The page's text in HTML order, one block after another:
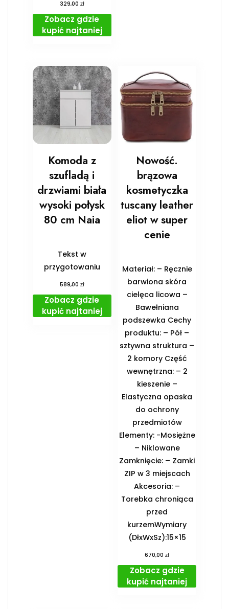
329,00 zł
Zobacz gdzie
kupić najtaniej
Komoda z
szufladą i
drzwiami biała
wysoki połysk
80 cm Naia
Tekst w
przygotowaniu
589,00 zł
Zobacz gdzie
kupić najtaniej
Nowość.
brązowa
kosmetyczka
tuscany leather
eliot w super
cenie
Materiał: – Ręcznie
barwiona skóra
cielęca licowa –
Bawełniana
podszewka Cechy
produktu: – Pół –
sztywna struktura –
2 komory Część
wewnętrzna: – 2
kieszenie –
Elastyczna opaska
do ochrony
przedmiotów
Elementy: -Mosiężne
– Niklowane
Zamknięcie: – Zamki
ZIP w 3 miejscach
Akcesoria: –
Torebka chroniąca
przed
kurzemWymiary
(DłxWxSz):15×15
670,00zł
Zobacz gdzie
kupić najtaniej